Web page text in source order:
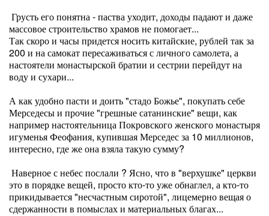
Грусть его понятна - паства уходит, доходы падают и даже
массовое строительство храмов не помогает...
Так скоро и часы придется носить китайские, рублей так за
200 и на самокат пересаживаться с личного самолета, а
настоятели монастырской братии и сестрии перейдут на
воду и сухари...
А как удобно пасти и доить "стадо Божье", покупать себе
Мерседесы и прочие "грешные сатанинские" вещи, как
например настоятельница Покровского женского монастыря
игуменья Феофания, купившая Мерседес за 10 миллионов,
интересно, где же она взяла такую сумму?
Наверное с небес послали ? Ясно, что в "верхушке" церкви
это в порядке вещей, просто кто-то уже обнаглел, а кто-то
прикидывается "несчастным сиротой", лицемерно вещая о
сдержанности в помыслах и материальных благах...